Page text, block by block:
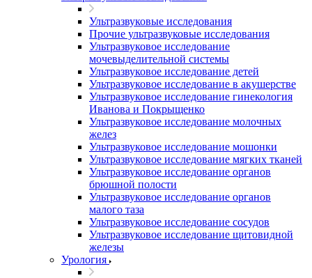
Ультразвуковые исследования
Прочие ультразвуковые исследования
Ультразвуковое исследование
мочевыделительной системы
Ультразвуковое исследование детей
Ультразвуковое исследование в акушерстве
Ультразвуковое исследование гинекология
Иванова и Покрыщенко
Ультразвуковое исследование молочных
желез
Ультразвуковое исследование мошонки
Ультразвуковое исследование мягких тканей
Ультразвуковое исследование органов
брюшной полости
Ультразвуковое исследование органов
малого таза
Ультразвуковое исследование сосудов
Ультразвуковое исследование щитовидной
железы
Урология